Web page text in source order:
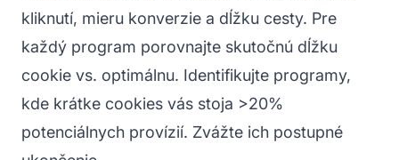
kliknutí, mieru konverzie a dĺžku cesty. Pre
každý program porovnajte skutočnú dĺžku
cookie vs. optimálnu. Identifikujte programy,
kde krátke cookies vás stoja >20%
potenciálnych provízií. Zvážte ich postupné